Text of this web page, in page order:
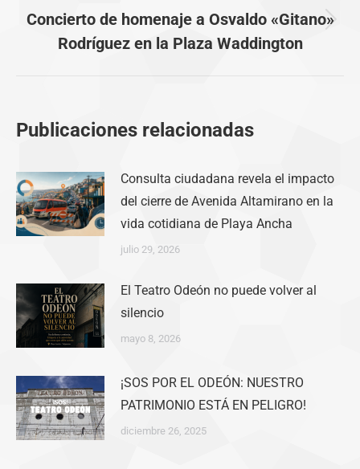
Publicación
siguiente:
Concierto de homenaje a Osvaldo «Gitano»
Rodríguez en la Plaza Waddington
Publicaciones relacionadas
Consulta ciudadana revela el impacto
del cierre de Avenida Altamirano en la
vida cotidiana de Playa Ancha
julio 29, 2026
El Teatro Odeón no puede volver al
silencio
mayo 8, 2026
¡SOS POR EL ODEÓN: NUESTRO
PATRIMONIO ESTÁ EN PELIGRO!
diciembre 26, 2025